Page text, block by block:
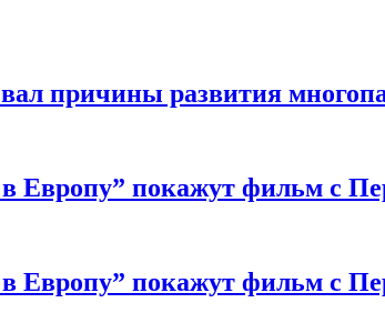
причины развития
Европу” покажут фильм с
Европу” покажут фильм с